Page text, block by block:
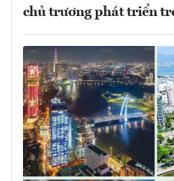
chủ trương phát triển